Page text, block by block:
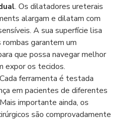
. Os dilatadores ureterais
alargam e dilatam com
A sua superfície lisa
garantem um
que possa navegar melhor
expor os tecidos.
ferramenta é testada
em pacientes de diferentes
importante ainda, os
são comprovadamente